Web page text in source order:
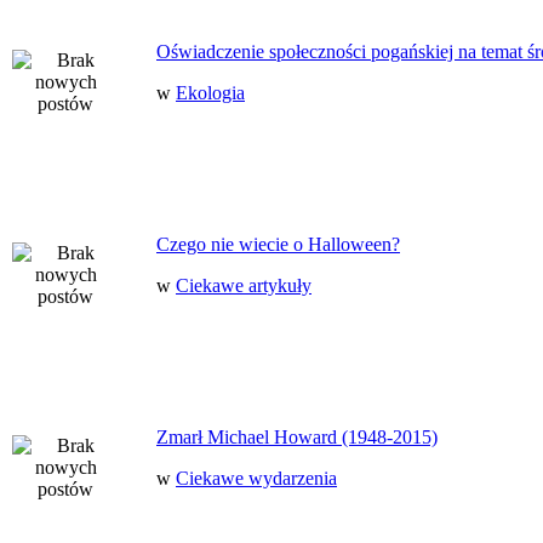
Oświadczenie społeczności pogańskiej na temat
w Ekologia
Czego nie wiecie o Halloween?
w Ciekawe artykuły
Zmarł Michael Howard (1948-2015)
w Ciekawe wydarzenia